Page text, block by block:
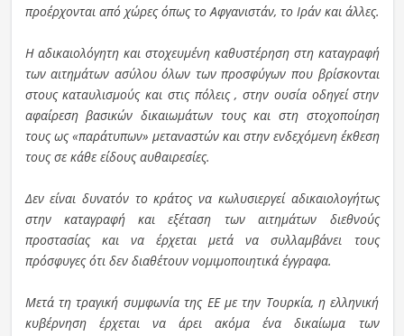
προέρχονται από χώρες όπως το Αφγανιστάν, το Ιράν και άλλες.
Η αδικαιολόγητη και στοχευμένη καθυστέρηση στη καταγραφή
των αιτημάτων ασύλου όλων των προσφύγων που βρίσκονται
στους καταυλισμούς και στις πόλεις , στην ουσία οδηγεί στην
αφαίρεση βασικών δικαιωμάτων τους και στη στοχοποίηση
τους ως «παράτυπων» μεταναστών και στην ενδεχόμενη έκθεση
τους σε κάθε είδους αυθαιρεσίες.
Δεν είναι δυνατόν το κράτος να κωλυσιεργεί αδικαιολογήτως
στην καταγραφή και εξέταση των αιτημάτων διεθνούς
προστασίας και να έρχεται μετά να συλλαμβάνει τους
πρόσφυγες ότι δεν διαθέτουν νομιμοποιητικά έγγραφα.
Μετά τη τραγική συμφωνία της ΕΕ με την Τουρκία, η ελληνική
κυβέρνηση έρχεται να άρει ακόμα ένα δικαίωμα των